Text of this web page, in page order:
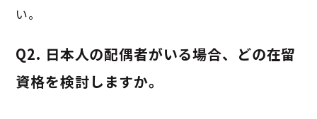
い。
Q2. 日本人の配偶者がいる場合、どの在留
資格を検討しますか。